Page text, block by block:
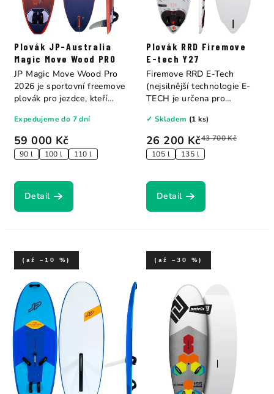
Plovák JP-Australia
Magic Move Wood PRO
59 000 Kč
90 l 100 l 110 l
Expedujeme do 7 dní
Detail
JP Magic Move Wood Pro
2026 je sportovní freemove
plovák pro jezdce, kteří
Plovák RRD Firemove
E-tech Y27
26 200 Kč43 700 Kč
105 l 135 l
✓ Skladem (1 ks)
Detail
Firemove RRD E-Tech
(nejsilnější technologie E-
TECH je určena pro
(až –10 %) (až –30 %)